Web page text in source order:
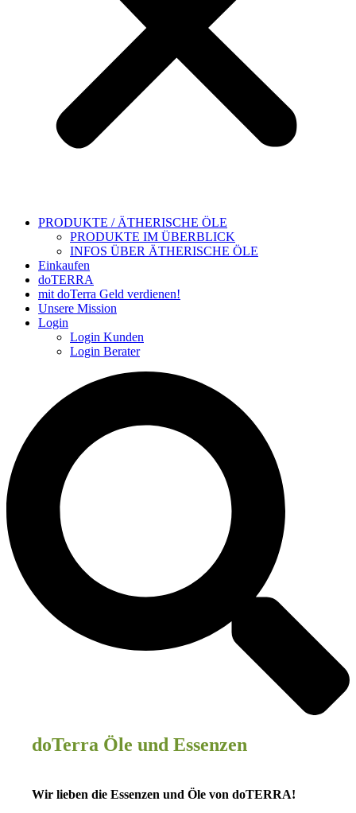
PRODUKTE / ÄTHERISCHE ÖLE
PRODUKTE IM ÜBERBLICK
INFOS ÜBER ÄTHERISCHE ÖLE
Einkaufen
doTERRA
mit doTerra Geld verdienen!
Unsere Mission
Login
Login Kunden
Login Berater
doTerra Öle und Essenzen
Wir lieben die Essenzen und Öle von doTERRA!